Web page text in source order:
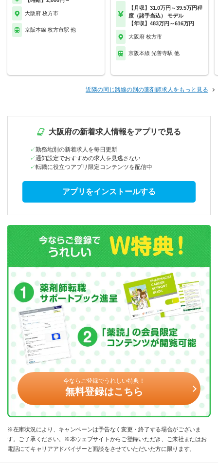
大阪府 枚方市
京阪本線 枚方市駅 他
【月収】31.0万円～39.5万円程
度（諸手当込） モデル
【年収】483万円～616万円
大阪府 枚方市
京阪本線 光善寺駅 他
近隣の同じ路線の別の薬剤師求人をもっと見る
大阪府の新着求人情報をアプリで見る
勤務地別の新着求人を毎日更新
通知設定でおすすめの求人を見逃さない
転職に役立つアプリ限定コンテンツを配信中
アプリをインストールする
今ならご登録でうれしい特典！
無料登録はこちら
※在庫状況により、キャンペーンは予告なく変更・終了する場合がございま
す。ご了承ください。※本ウェブサイトからご登録いただき、ご来社またはお
電話にてキャリアアドバイザーと面談をさせていただいた方に限ります。